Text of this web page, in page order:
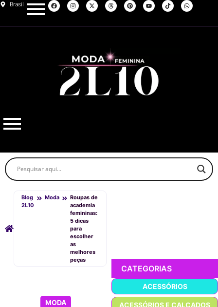
Brasil
Blog
2L10
Moda
Roupas de
academia
femininas:
5 dicas
para
escolher
as
melhores
peças
MODA
CATEGORIAS
ACESSÓRIOS
ACESSÓRIOS E CALÇADOS